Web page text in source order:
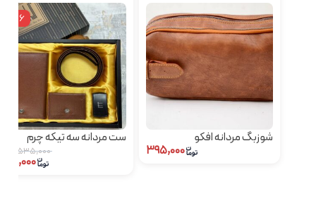
شوزبگ مردانه افکو
٪16
ست مردانه سه تیکه چرم
۵۳۵,۰۰۰